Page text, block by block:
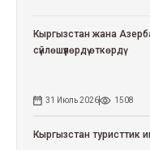
Кыргызстан жана
сүйлөшүүлөрдү өткөрдү
31 Июль 2026 1508
Кыргызстан туристтик